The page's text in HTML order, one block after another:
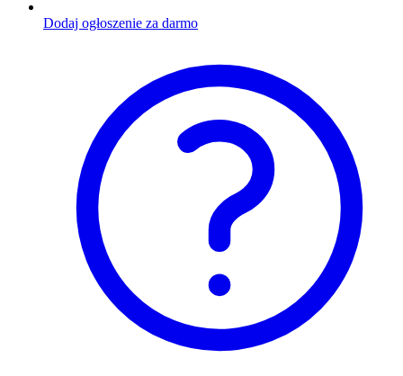
Dodaj ogłoszenie za darmo